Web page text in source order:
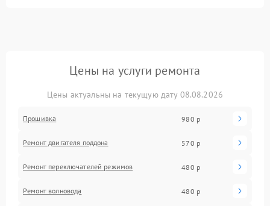
Цены на услуги ремонта
Цены актуальны на текущую дату 08.08.2026
Прошивка 980 р
Ремонт двигателя поддона 570 р
Ремонт переключателей режимов 480 р
Ремонт волновода 480 р